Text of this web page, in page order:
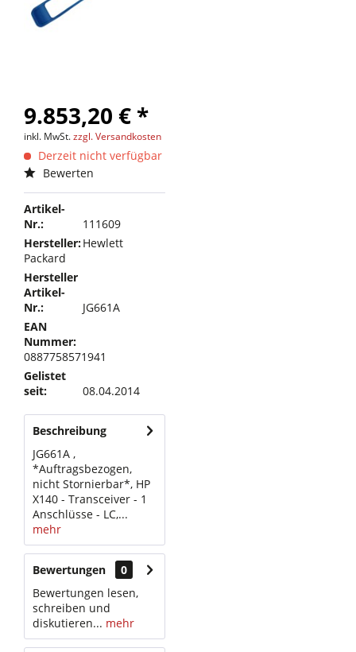
9.853,20 € *
inkl. MwSt.zzgl. Versandkosten
Derzeit nicht verfügbar
Bewerten
Artikel-
Nr.:
111609
Hersteller:Hewlett
Packard
Hersteller
Artikel-
Nr.:
JG661A
EAN
Nummer:
0887758571941
Gelistet
seit:
08.04.2014
Beschreibung
JG661A ,
*Auftragsbezogen,
nicht Stornierbar*, HP
X140 - Transceiver - 1
Anschlüsse - LC,...
mehr
Bewertungen
0
Bewertungen lesen,
schreiben und
diskutieren... mehr